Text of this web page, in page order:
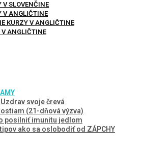
V SLOVENČINE
V ANGLIČTINE
KURZY V ANGLIČTINE
V ANGLIČTINE
svoje črevá
(21-dňová výzva)
posilniť imunitu jedlom
ako sa oslobodiť od ZÁPCHY